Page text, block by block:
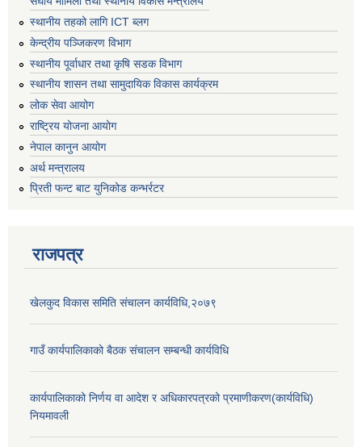
स्थानीय तहको लागि ICT ब्लग
केन्द्रीय पञ्जिकरण विभाग
स्थानीय पूर्वाधार तथा कृषि सडक विभाग
स्थानीय शासन तथा सामुदायिक विकास कार्यक्रम
लोक सेवा आयोग
राष्ट्रिय योजना आयोग
नेपाल कानुन आयोग
अर्थ मन्त्रालय
प्रिती फन्ट बाट युनिकोड कन्भर्रटर
राजपत्र
खेलकुद विकास समिति संचालन कार्यविधि,२०७९
गाउँ कार्यपालिकाको बैठक संचालन सम्बन्धी कार्यविधि
कार्यपालिकाको निर्णय वा आदेश र अधिकारपत्रको प्रमाणीकरण(कार्यविधि)
नियमावली